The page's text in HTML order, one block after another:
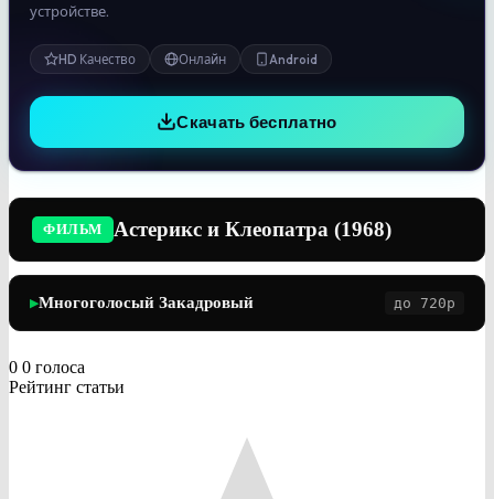
устройстве.
HD Качество Онлайн Android
Скачать бесплатно
ФИЛЬМ Астерикс и Клеопатра (1968)
▶Многоголосый Закадровый до 720p
0 0 голоса
Рейтинг статьи